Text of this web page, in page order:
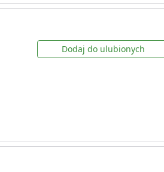
Dodaj do ulubionych